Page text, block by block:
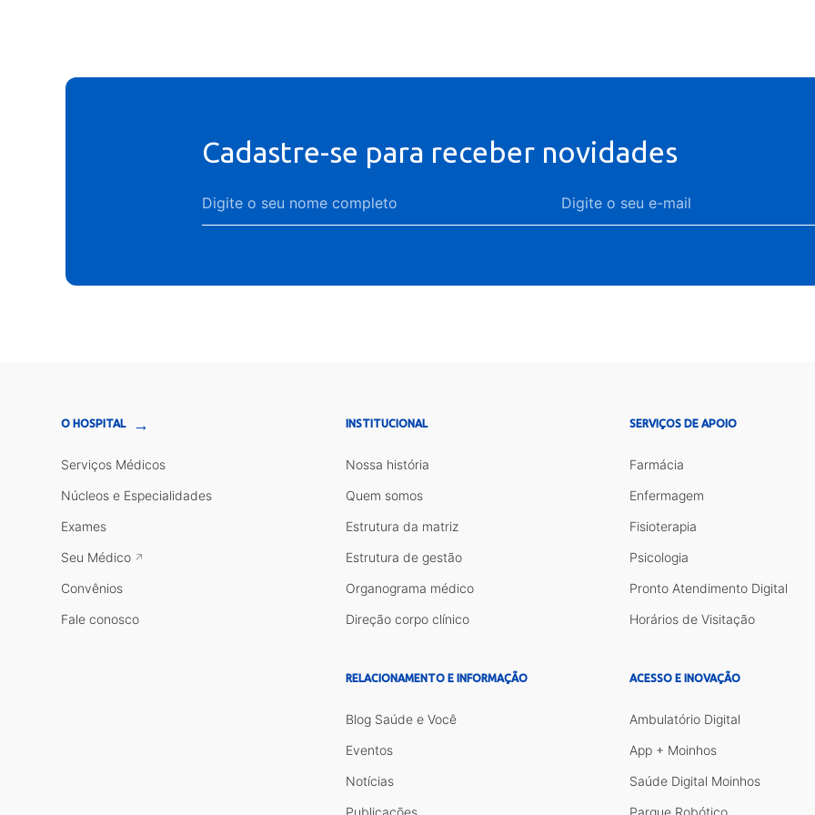
Cadastre-se para receber novidades
O HOSPITAL →
Serviços Médicos
Núcleos e Especialidades
Exames
Seu Médico
Convênios
Fale conosco
INSTITUCIONAL
Nossa história
Quem somos
Estrutura da matriz
Estrutura de gestão
Organograma médico
Direção corpo clínico
RELACIONAMENTO E INFORMAÇÃO
Blog Saúde e Você
Eventos
Notícias
Publicações
SERVIÇOS DE APOIO
Farmácia
Enfermagem
Fisioterapia
Psicologia
Pronto Atendimento Digital
Horários de Visitação
ACESSO E INOVAÇÃO
Ambulatório Digital
App + Moinhos
Saúde Digital Moinhos
Parque Robótico